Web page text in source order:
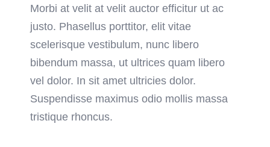
Morbi at velit at velit auctor efficitur ut ac
justo. Phasellus porttitor, elit vitae
scelerisque vestibulum, nunc libero
bibendum massa, ut ultrices quam libero
vel dolor. In sit amet ultricies dolor.
Suspendisse maximus odio mollis massa
tristique rhoncus.